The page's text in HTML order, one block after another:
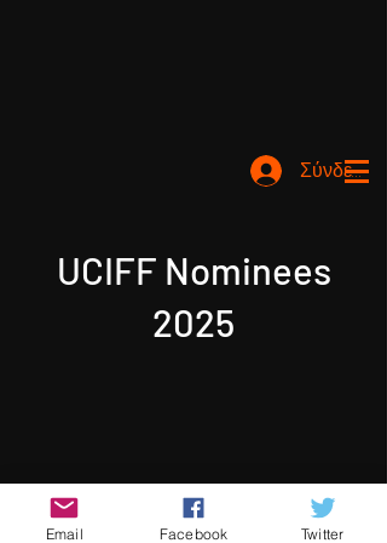
Σύνδεση
UCIFF Nominees
2025
Email Facebook Twitter